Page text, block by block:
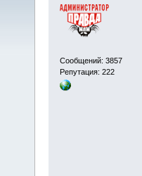
Сообщений: 3857
Репутация: 222